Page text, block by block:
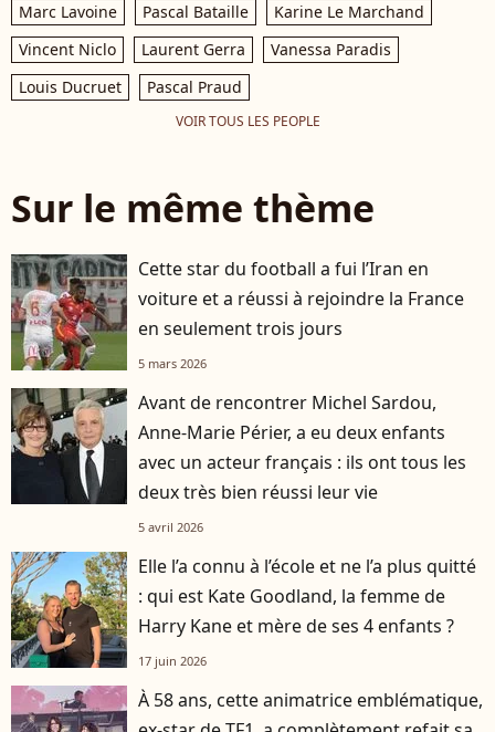
Marc Lavoine Pascal Bataille
Karine Le Marchand
Vincent Niclo
Laurent Gerra
Vanessa Paradis
Louis Ducruet
Pascal Praud
VOIR TOUS LES PEOPLE
Sur le même thème
Cette star du football a fui l’Iran en
voiture et a réussi à rejoindre la France
en seulement trois jours
5 mars 2026
Avant de rencontrer Michel Sardou,
Anne-Marie Périer, a eu deux enfants
avec un acteur français : ils ont tous les
deux très bien réussi leur vie
5 avril 2026
Elle l’a connu à l’école et ne l’a plus quitté
: qui est Kate Goodland, la femme de
Harry Kane et mère de ses 4 enfants ?
17 juin 2026
À 58 ans, cette animatrice emblématique,